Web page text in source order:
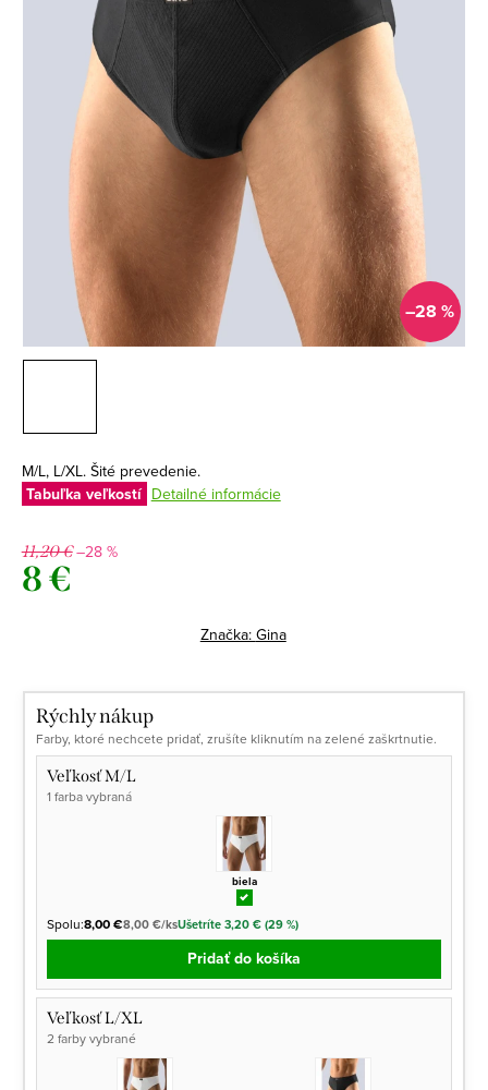
–28 %
M/L, L/XL. Šité prevedenie.
Tabuľka veľkostí Detailné informácie
11,20 €–28 %
8 €
Značka: Gina
Rýchly nákup
Farby, ktoré nechcete pridať, zrušíte kliknutím na zelené zaškrtnutie.
Veľkosť M/L
1 farba vybraná
biela
Spolu:8,00 €8,00 €/ksUšetríte 3,20 € (29 %)
Pridať do košíka
Veľkosť L/XL
2 farby vybrané